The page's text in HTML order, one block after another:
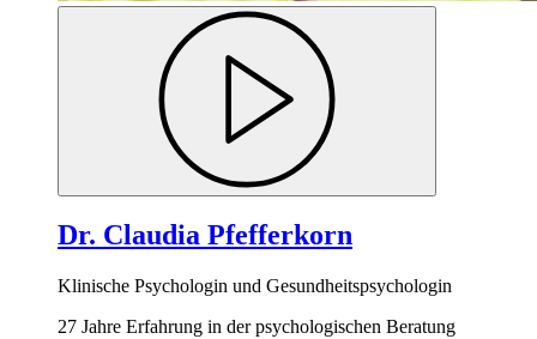
Dr. Claudia Pfefferkorn
Klinische Psychologin und Gesundheitspsychologin
27 Jahre Erfahrung in der psychologischen Beratung